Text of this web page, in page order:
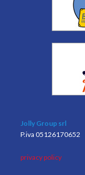
Jolly Group srl
P.iva 05126170652
privacy policy